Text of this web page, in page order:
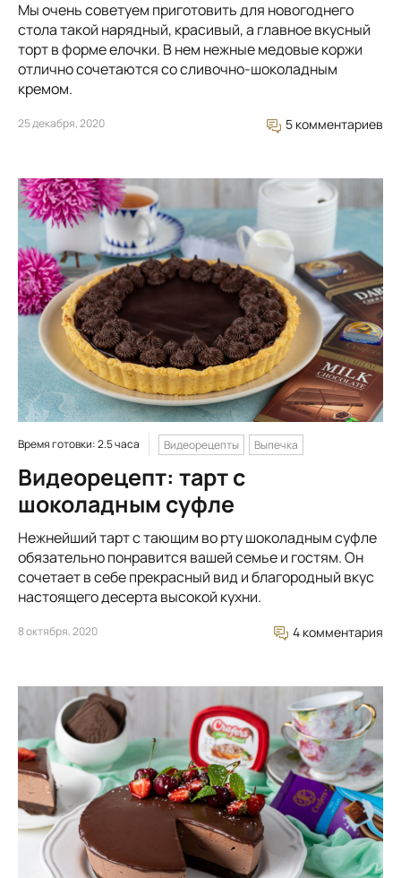
Мы очень советуем приготовить для новогоднего
стола такой нарядный, красивый, а главное вкусный
торт в форме елочки. В нем нежные медовые коржи
отлично сочетаются со сливочно-шоколадным
кремом.
25 декабря, 2020 5 комментариев
Время готовки: 2.5 часа Видеорецепты Выпечка
Видеорецепт: тарт с
шоколадным суфле
Нежнейший тарт с тающим во рту шоколадным суфле
обязательно понравится вашей семье и гостям. Он
сочетает в себе прекрасный вид и благородный вкус
настоящего десерта высокой кухни.
8 октября, 2020 4 комментария